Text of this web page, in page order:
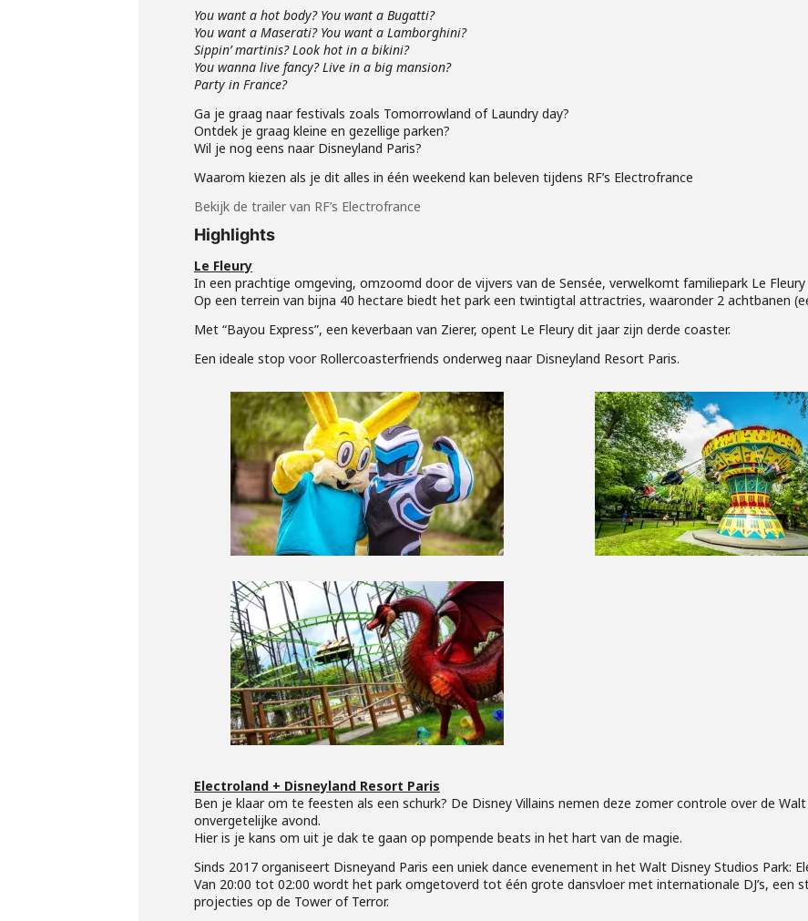
You want a hot body? You want a Bugatti?
You want a Maserati? You want a Lamborghini?
Sippin’ martinis? Look hot in a bikini?
You wanna live fancy? Live in a big mansion?
Party in France?
Ga je graag naar festivals zoals Tomorrowland of Laundry day?
Ontdek je graag kleine en gezellige parken?
Wil je nog eens naar Disneyland Paris?
Waarom kiezen als je dit alles in één weekend kan beleven tijdens RF’s Electrofrance
Bekijk de trailer van RF’s Electrofrance
Highlights
Le Fleury
In een prachtige omgeving, omzoomd door de vijvers van de Sensée, verwelkomt familiepark Le Fleury
Op een terrein van bijna 40 hectare biedt het park een twintigtal attractries, waaronder 2 achtbanen
Met “Bayou Express”, een keverbaan van Zierer, opent Le Fleury dit jaar zijn derde coaster.
Een ideale stop voor Rollercoasterfriends onderweg naar Disneyland Resort Paris.
Electroland + Disneyland Resort Paris
Ben je klaar om te feesten als een schurk? De Disney Villains nemen deze zomer controle over de
onvergetelijke avond.
Hier is je kans om uit je dak te gaan op pompende beats in het hart van de magie.
Sinds 2017 organiseert Disneyand Paris een uniek dance evenement in het Walt Disney Studios Park:
Van 20:00 tot 02:00 wordt het park omgetoverd tot één grote dansvloer met internationale DJ’s, een
projecties op de Tower of Terror.